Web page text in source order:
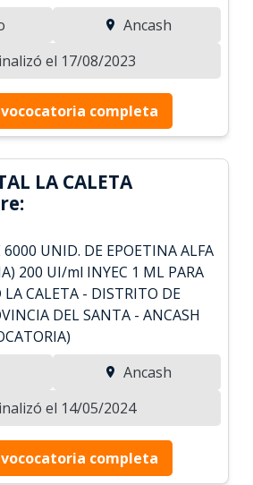
Ancash
el 17/08/2023
completa
LA CALETA
UNID. DE EPOETINA ALFA
200 UI/ml INYEC 1 ML PARA
LA CALETA - DISTRITO DE
DEL SANTA - ANCASH
Ancash
el 14/05/2024
completa